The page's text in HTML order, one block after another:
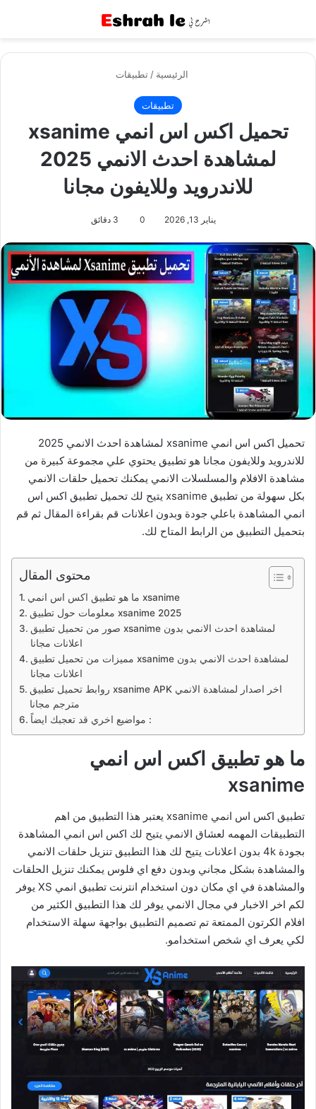
الرئيسية / تطبيقات
تطبيقات
تحميل اكس اس انمي xsanime
لمشاهدة احدث الانمي 2025
للاندرويد وللايفون مجانا
يناير 13, 2026 0
تحميل اكس اس انمي xsanime لمشاهدة احدث الانمي 2025
للاندرويد وللايفون مجانا هو تطبيق يحتوي علي مجموعة كبيرة من
مشاهدة الافلام والمسلسلات الانمي يمكنك تحميل حلقات الانمي
بكل سهولة من تطبيق xsanime يتيح لك تحميل تطبيق اكس اس
انمي المشاهدة باعلي جودة وبدون اعلانات قم بقراءة المقال ثم قم
بتحميل التطبيق من الرابط المتاح لك.
محتوى المقال
ما هو تطبيق اكس اس انمي xsanime
معلومات حول تطبيق xsanime 2025
صور من تحميل تطبيق xsanime لمشاهدة احدث الانمي بدون
اعلانات مجانا
مميزات من تحميل تطبيق xsanime لمشاهدة احدث الانمي بدون
اعلانات مجانا
روابط تحميل تطبيق xsanime APK اخر اصدار لمشاهدة الانمي
مترجم مجانا
مواضيع اخري قد تعجبك ايضاً :
ما هو تطبيق اكس اس انمي
xsanime
تطبيق اكس اس انمي xsanime يعتبر هذا التطبيق من اهم
التطبيقات المهمه لعشاق الانمي يتيح لك اكس اس انمي المشاهدة
بجودة 4k بدون اعلانات يتيح لك هذا التطبيق تنزيل حلقات الانمي
والمشاهدة بشكل مجاني وبدون دفع اي فلوس يمكنك تنزيل الحلقات
والمشاهدة في اي مكان دون استخدام انترنت تطبيق انمي XS يوفر
لكم اخر الاخبار في مجال الانمي يوفر لك هذا التطبيق الكثير من
افلام الكرتون الممتعة تم تصميم التطبيق بواجهة سهلة الاستخدام
لكي يعرف اي شخص استخدامو.